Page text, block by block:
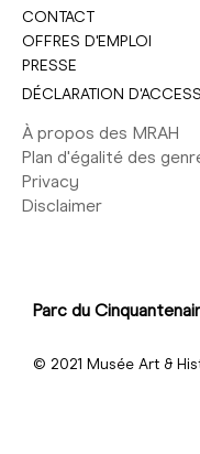
CONTACT
OFFRES D'EMPLOI
PRESSE
DÉCLARATION
À propos des MRAH
Plan d'égalité des
Privacy
Disclaimer
Parc du
© 2021 Musée Art &